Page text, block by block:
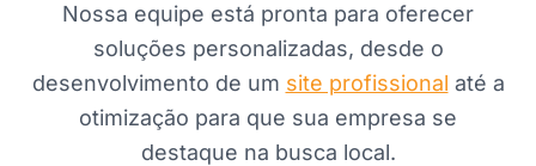
Nossa equipe está pronta para oferecer
soluções personalizadas, desde o
desenvolvimento de um site profissional até a
otimização para que sua empresa se
destaque na busca local.